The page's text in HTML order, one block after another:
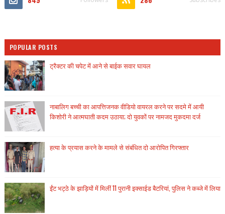
POPULAR POSTS
ट्रैक्टर की चपेट में आने से बाईक सवार घायल
नाबालिग बच्ची का आपत्तिजनक वीडियो वायरल करने पर सदमे में आयी
किशोरी ने आत्मघाती कदम उठाया; दो युवकों पर नामजद मुकदमा दर्ज
हत्या के प्रयास करने के मामले से संबंधित दो आरोपित गिरफ्तार
ईंट भट्ठे के झाड़ियों में मिलीं 11 पुरानी इक्साईड बैटरियां, पुलिस ने कब्जे में लिया